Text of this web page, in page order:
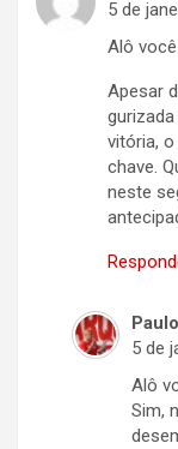
5 de
Alô
Apesar
vitória,
chave.
neste
5 de
Alô
Sim,